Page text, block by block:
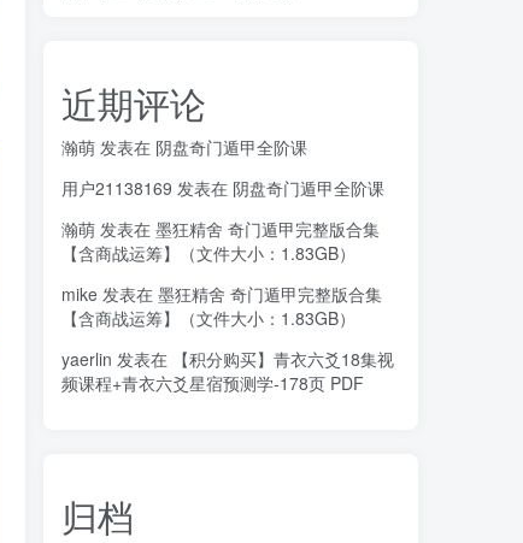
近期评论
瀚萌 发表在 阴盘奇门遁甲全阶课
用户21138169 发表在 阴盘奇门遁甲全阶课
瀚萌 发表在 墨狂精舍 奇门遁甲完整版合集
【含商战运筹】（文件大小：1.83GB）
mike 发表在 墨狂精舍 奇门遁甲完整版合集
【含商战运筹】（文件大小：1.83GB）
yaerlin 发表在 【积分购买】青衣六爻18集视
频课程+青衣六爻星宿预测学-178页 PDF
归档